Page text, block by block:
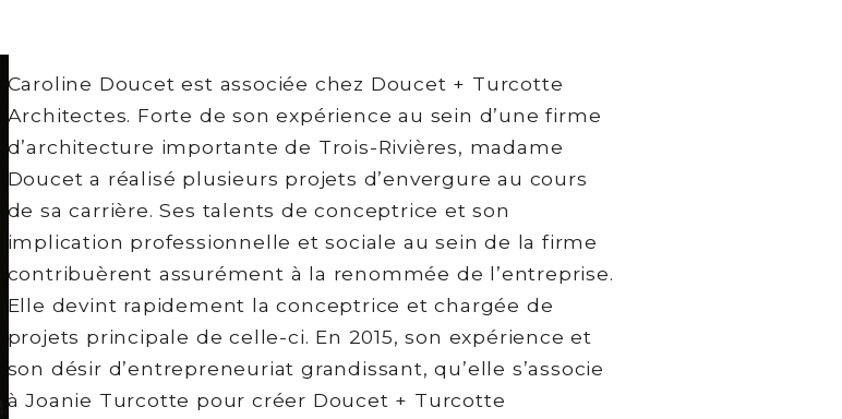
Caroline Doucet est associée chez Doucet + Turcotte
Architectes. Forte de son expérience au sein d’une firme
d’architecture importante de Trois-Rivières, madame
Doucet a réalisé plusieurs projets d’envergure au cours
de sa carrière. Ses talents de conceptrice et son
implication professionnelle et sociale au sein de la firme
contribuèrent assurément à la renommée de l’entreprise.
Elle devint rapidement la conceptrice et chargée de
projets principale de celle-ci. En 2015, son expérience et
son désir d’entrepreneuriat grandissant, qu’elle s’associe
à Joanie Turcotte pour créer Doucet + Turcotte